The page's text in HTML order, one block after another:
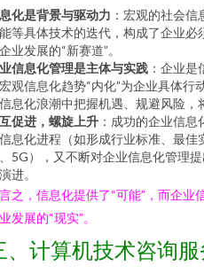
化是背景与驱动力 ：宏观的社会
等具体技术的迭代，构成了企业
业发展的“新赛道”。
信息化管理是主体与实践 ：企业
观信息化趋势“内化”为企业具体
息化浪潮中把握机遇、规避风险，
促进，螺旋上升 ：成功的企业信
息化进程（如形成行业标准、最
5G），又不断对企业信息化管理
进。
之，信息化提供了“可能”，而企业
发展的“现实”。
、计算机技术咨询